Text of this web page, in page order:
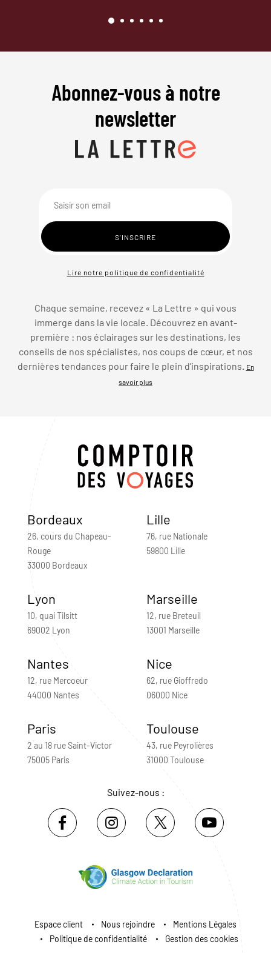
Abonnez-vous à notre
newsletter
Lire notre politique de confidentialité
Chaque semaine, recevez « La Lettre » qui vous
immerge dans la vie locale. Découvrez en avant-
première : nos éclairages sur les destinations, les
conseils de nos spécialistes, nos coups de cœur, et nos
dernières tendances pour faire le plein d’inspirations.
En
savoir plus
Bordeaux
26, cours du Chapeau-
Rouge
33000 Bordeaux
Lille
76, rue Nationale
59800 Lille
Lyon
10, quai Tilsitt
69002 Lyon
Marseille
12, rue Breteuil
13001 Marseille
Nantes
12, rue Mercoeur
44000 Nantes
Nice
62, rue Gioffredo
06000 Nice
Paris
2 au 18 rue Saint-Victor
75005 Paris
Toulouse
43, rue Peyrolières
31000 Toulouse
Suivez-nous :
Espace client Nous rejoindre
Mentions Légales
Politique de confidentialité
Gestion des cookies